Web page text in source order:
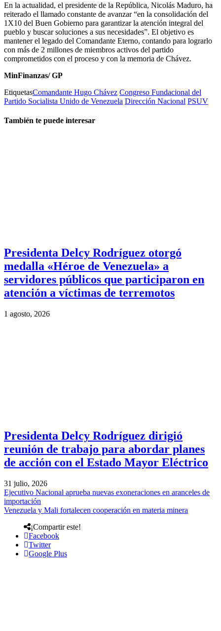
En la actualidad, el presidente de la República, Nicolás Maduro, ha
reiterado el llamado constante de avanzar “en la consolidación del
1X10 del Buen Gobierno para garantizar la atención integral del
pueblo y buscar soluciones a sus necesidades”. El objetivo es
mantener el legado del Comandante Eterno, contando para lograrlo
con más de 2 millones de miembros activos del partido
comprometidos con el proceso y con la memoria de Chávez.
MinFinanzas/ GP
EtiquetasComandante Hugo Chávez Congreso Fundacional del
Partido Socialista Unido de Venezuela Dirección Nacional PSUV
También te puede interesar
Presidenta Delcy Rodríguez otorgó
medalla «Héroe de Venezuela» a
servidores públicos que participaron en
atención a víctimas de terremotos
1 agosto, 2026
Presidenta Delcy Rodríguez dirigió
reunión de trabajo para abordar planes
de acción con el Estado Mayor Eléctrico
31 julio, 2026
Ejecutivo Nacional aprueba nuevas exoneraciones en aranceles de
importación
Venezuela y Mali fortalecen cooperación en materia minera
¡Compartir este!
Facebook
Twitter
Google Plus